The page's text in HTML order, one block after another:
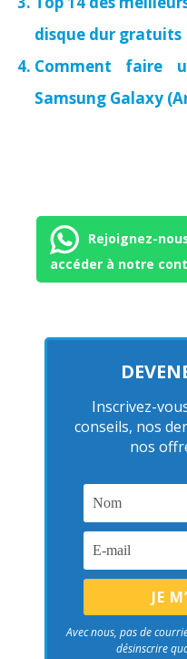
disque dur gratuits
Comment faire
Samsung Galaxy
Rejoignez-
accéder à notre
Inscrivez-
conseils, nos
nos
Avec nous, pas de
désinscrire